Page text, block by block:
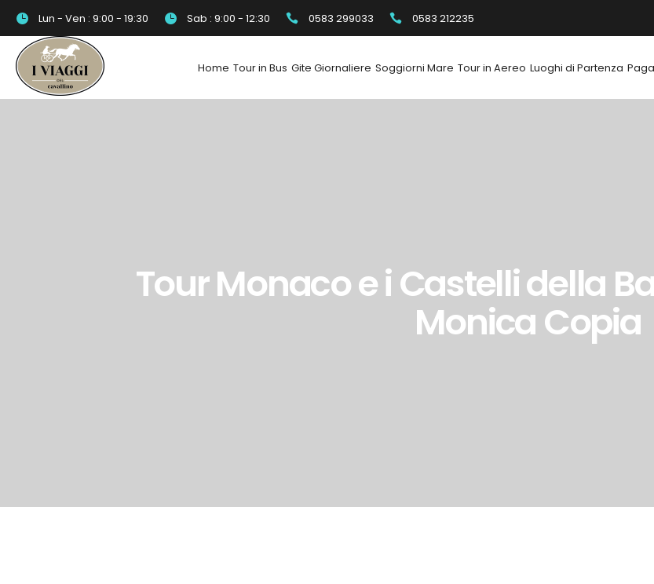
Lun - Ven : 9:00 - 19:30 Sab : 9:00 - 12:30 0583 299033 0583 212235
Home Tour in Bus Gite Giornaliere Soggiorni Mare Tour in Aereo Luoghi di Partenza
Tour Monaco e i Castelli della
Monica Copia